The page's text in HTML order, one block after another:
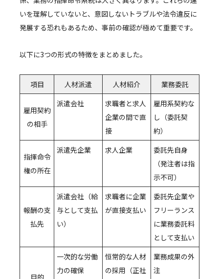
いを理解していないと、意図しないトラブルや法令違反に
発展する恐れもあるため、事前の確認が極めて重要です。
以下に3つの形式の特徴をまとめました。
項目 人材派遣 人材紹介 業務委託
雇用契約
の相手
派遣会社
求職者と求人
企業の間で直
接
雇用系契約な
し（委託契
約）
指揮命令
権の所在
派遣先企業 求人企業
委託先自身
（発注者は指
示不可）
報酬の支
払先
派遣会社（給
与として支払
い）
求職者に企業
が直接支払い
委託先企業や
フリーランス
に業務委託料
として支払い
一次的な労働
力の確保
恒常的な人材
の採用（正社
業務成果の外
注